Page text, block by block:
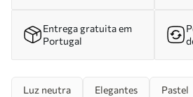
Entrega gratuita em
Portugal
Luz neutra Elegantes Pastel